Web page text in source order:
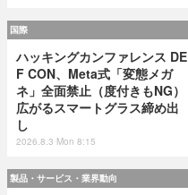
国際
ハッキングカンファレンス DE
F CON、Meta式「変態メガ
ネ」全面禁止（度付きもNG）
広がるスマートグラス締め出
し
2026.8.3 Mon 8:15
製品・サービス・業界動向